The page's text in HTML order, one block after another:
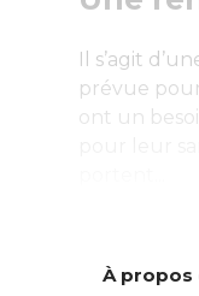
Il s’agit
prévue
ont un
À propos